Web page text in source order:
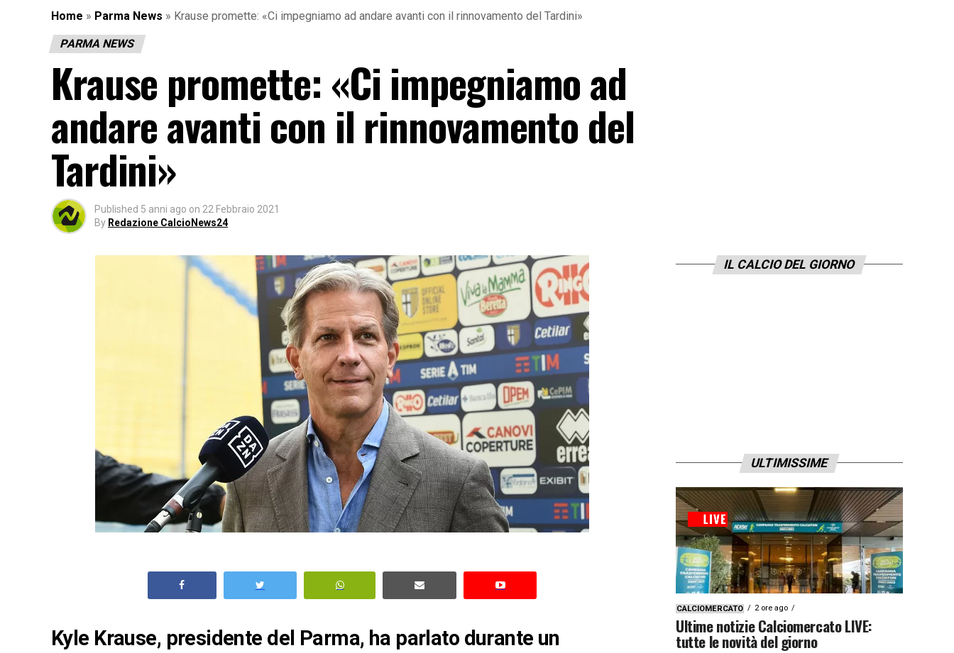
Home » Parma News » Krause promette: «Ci impegniamo ad andare avanti con il rinnovamento del Tardini»
PARMA NEWS
Krause promette: «Ci impegniamo ad
andare avanti con il rinnovamento del
Tardini»
Published 5 anni ago on 22 Febbraio 2021
By Redazione CalcioNews24
Kyle Krause, presidente del Parma, ha parlato durante un
IL CALCIO DEL GIORNO
ULTIMISSIME
CALCIOMERCATO 2 ore ago
Ultime notizie Calciomercato LIVE:
tutte le novità del giorno